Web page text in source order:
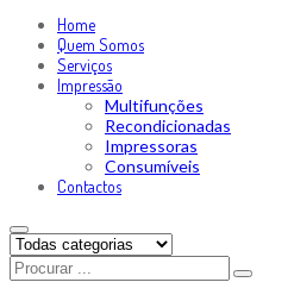
Home
Quem Somos
Serviços
Impressão
Multifunções
Recondicionadas
Impressoras
Consumíveis
Contactos